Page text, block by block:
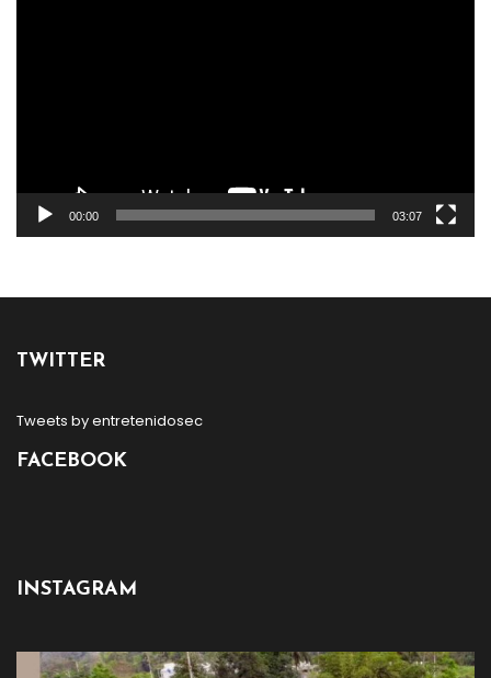
00:00 03:07
TWITTER
Tweets by entretenidosec
FACEBOOK
INSTAGRAM